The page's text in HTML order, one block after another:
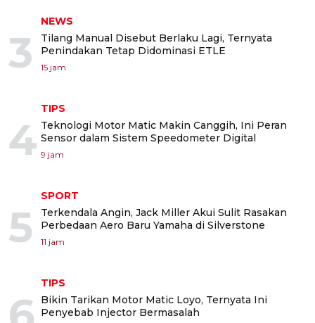
3
NEWS
Tilang Manual Disebut Berlaku Lagi, Ternyata
Penindakan Tetap Didominasi ETLE
15 jam
4
TIPS
Teknologi Motor Matic Makin Canggih, Ini Peran
Sensor dalam Sistem Speedometer Digital
9 jam
5
SPORT
Terkendala Angin, Jack Miller Akui Sulit Rasakan
Perbedaan Aero Baru Yamaha di Silverstone
11 jam
TIPS
Bikin Tarikan Motor Matic Loyo, Ternyata Ini
Penyebab Injector Bermasalah